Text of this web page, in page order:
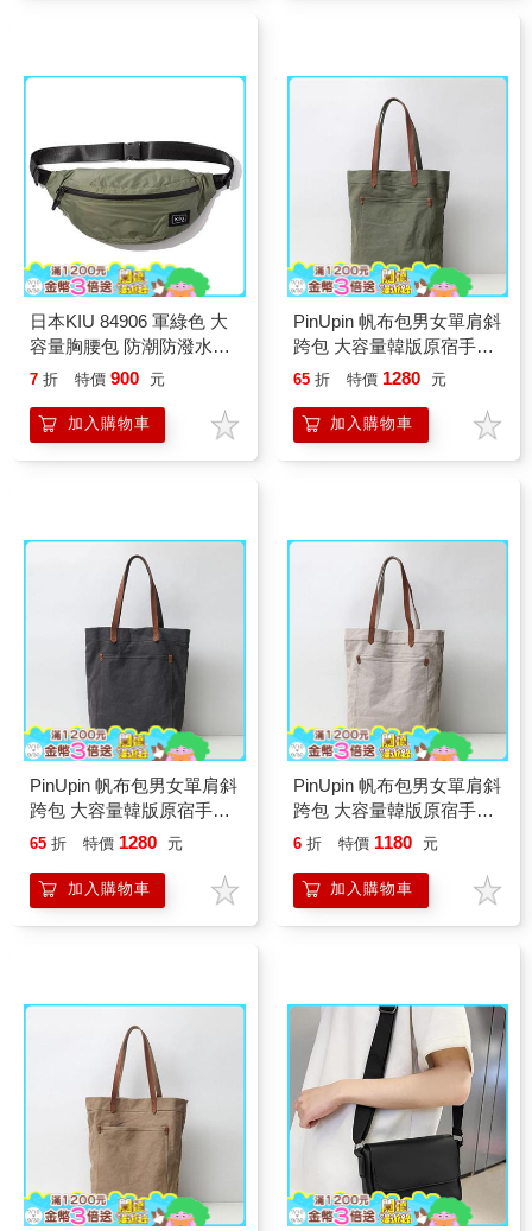
日本KIU 84906 軍綠色 大
容量胸腰包 防潮防潑水
(男女適用)
7 折 特價 900 元
加入購物車
PinUpin 帆布包男女單肩斜
跨包 大容量韓版原宿手提
包 男簡約百搭 日系托特包
65 折 特價 1280 元
加入購物車
PinUpin 帆布包男女單肩斜
跨包 大容量韓版原宿手提
包 男簡約百搭 日系托特包
65 折 特價 1280 元
加入購物車
PinUpin 帆布包男女單肩斜
跨包 大容量韓版原宿手提
包 男簡約百搭 日系托特包
6 折 特價 1180 元
加入購物車